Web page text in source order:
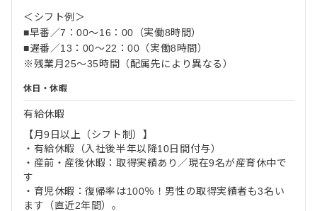
＜シフト例＞
■早番／7：00～16：00（実働8時間）
■遅番／13：00～22：00（実働8時間）
※残業月25～35時間（配属先により異なる）
休日・休暇
有給休暇
【月9日以上（シフト制）】
・有給休暇（入社後半年以降10日間付与）
・産前・産後休暇：取得実績あり／現在9名が産育休中で
す
・育児休暇：復帰率は100％！男性の取得実績者も3名い
ます（直近2年間）。